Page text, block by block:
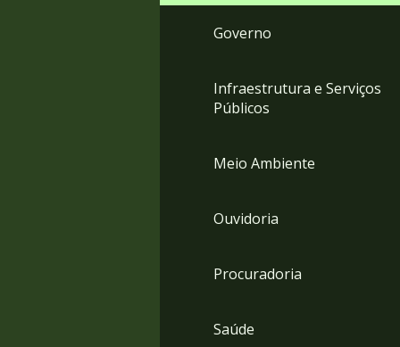
Governo
Infraestrutura e Serviços
Públicos
Meio Ambiente
Ouvidoria
Procuradoria
Saúde